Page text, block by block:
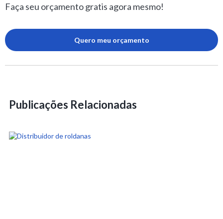
Faça seu orçamento gratis agora mesmo!
Quero meu orçamento
Publicações Relacionadas